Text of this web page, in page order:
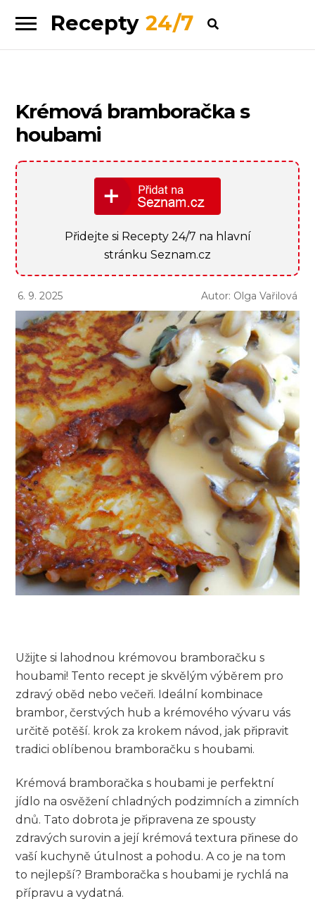
Skip
to
Skip
to
Recepty 24/7
Krémová bramboračka s
houbami
Přidejte si Recepty 24/7 na hlavní
stránku Seznam.cz
6. 9. 2025 Autor: Olga Vařilová
Užijte si lahodnou krémovou bramboračku⁤ s
houbami! Tento ⁣recept je ⁢skvělým výběrem pro
zdravý⁢ oběd nebo ‍večeři. Ideální kombinace⁣
brambor, ​čerstvých⁣ hub a krémového vývaru vás​
určitě⁣ potěší. ‌krok za krokem návod,⁤ jak‌ připravit
⁤tradici oblíbenou bramboračku s houbami.
Krémová ​bramboračka s houbami​ je ‌perfektní
jídlo ⁢na‌ osvěžení chladných ​podzimních⁤ a⁤ zimních
‌dnů. Tato dobrota‍ je připravena ze spousty
zdravých surovin a její krémová textura přinese do‌
vaší kuchyně útulnost a pohodu. ⁣A co je na tom⁢
to nejlepší? Bramboračka s houbami je⁢ rychlá na
přípravu a vydatná.